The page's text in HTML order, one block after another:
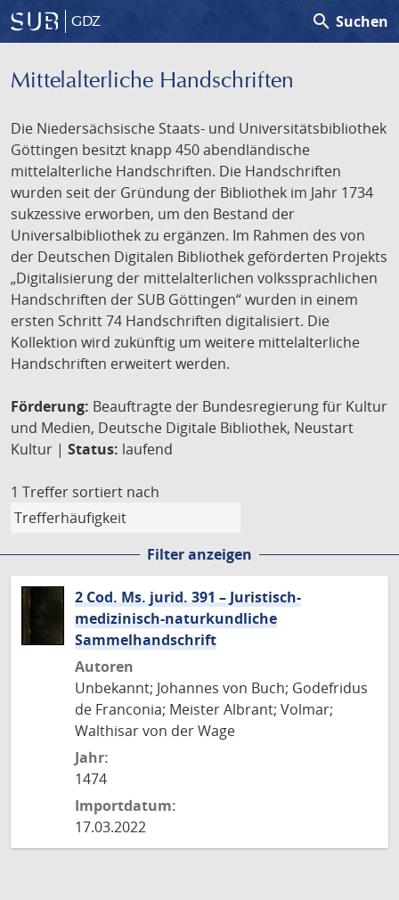
GDZ search Suchen
Mittelalterliche Handschriften
Die Niedersächsische Staats- und Universitätsbibliothek
Göttingen besitzt knapp 450 abendländische
mittelalterliche Handschriften. Die Handschriften
wurden seit der Gründung der Bibliothek im Jahr 1734
sukzessive erworben, um den Bestand der
Universalbibliothek zu ergänzen. Im Rahmen des von
der Deutschen Digitalen Bibliothek geförderten Projekts
„Digitalisierung der mittelalterlichen volkssprachlichen
Handschriften der SUB Göttingen“ wurden in einem
ersten Schritt 74 Handschriften digitalisiert. Die
Kollektion wird zukünftig um weitere mittelalterliche
Handschriften erweitert werden.
Förderung: Beauftragte der Bundesregierung für Kultur
und Medien, Deutsche Digitale Bibliothek, Neustart
Kultur | Status: laufend
1 Treffer sortiert nach
Filter anzeigen
2 Cod. Ms. jurid. 391 – Juristisch-
medizinisch-naturkundliche
Sammelhandschrift
Autoren
Unbekannt; Johannes von Buch; Godefridus
de Franconia; Meister Albrant; Volmar;
Walthisar von der Wage
Jahr:
1474
Importdatum:
17.03.2022